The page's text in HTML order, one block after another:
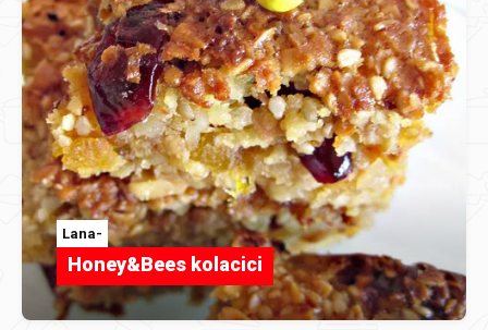
Lana-
Honey&Bees kolacici